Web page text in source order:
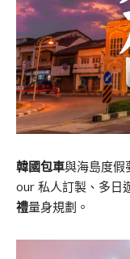
韓國包車與海島度假
our 私人訂製、多日
禮量身規劃。